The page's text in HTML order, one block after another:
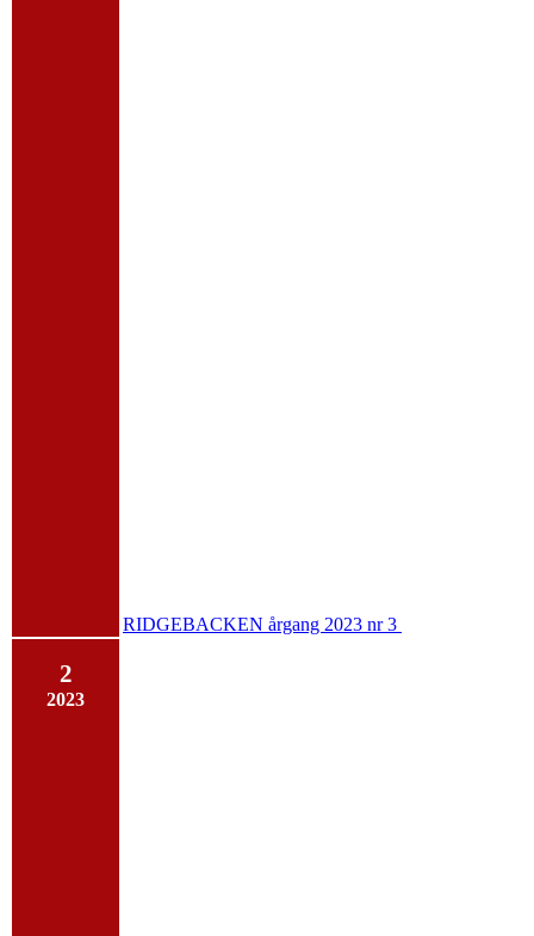
RIDGEBACKEN årgang 2023 nr 3
2
2023